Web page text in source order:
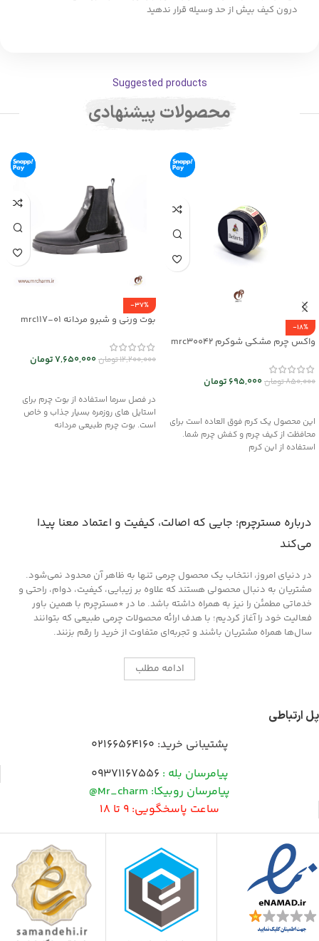
درون کیف بیش از حد وسیله قرار ندهید
Suggested products
محصولات پیشنهادی
-18%
واکس چرم مشکی شوکرم mrc30042
850,000تومان695,000 تومان
این محصول یک کرم فوق العاده است برای
محافظت از کیف چرم و کفش چرم شما.
استفاده از این کرم
-37%
بوت ورنی و شبرو مردانه mrc117-01
12,200,000تومان7,650,000تومان
در فصل سرما استفاده از بوت چرم برای
استایل های روزمره بسیار جذاب و خاص
است. بوت چرم طبیعی مردانه
درباره مسترچرم؛ جایی که اصالت، کیفیت و اعتماد معنا پیدا
می‌کند
در دنیای امروز، انتخاب یک محصول چرمی تنها به ظاهر آن محدود نمی‌شود.
مشتریان به دنبال محصولی هستند که علاوه بر زیبایی، کیفیت، دوام، راحتی و
خدماتی مطمئن را نیز به همراه داشته باشد. ما در *مسترچرم با همین باور
فعالیت خود را آغاز کردیم؛ با هدف ارائه محصولات چرمی طبیعی که بتوانند
سال‌ها همراه مشتریان باشند و تجربه‌ای متفاوت از خرید را رقم بزنند.
ادامه مطلب
پل ارتباطی
پشتیبانی خرید: 02166564160
پیامرسان بله : 09371167556
پیامرسان روبیکا: Mr_charm@
ساعت پاسخگویی: 9 تا 18